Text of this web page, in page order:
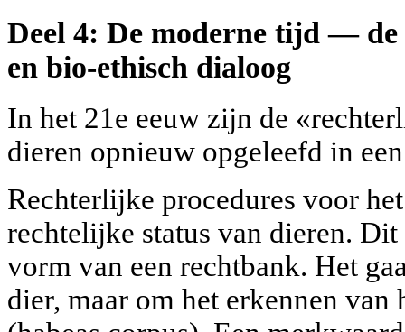
Deel 4: De moderne tijd —
en bio-ethisch dialoog
In het 21e eeuw zijn de
dieren opnieuw opgeleefd in
Rechterlijke procedures voor
rechtelijke status van dieren.
vorm van een rechtbank. Het
dier, maar om het erkennen van